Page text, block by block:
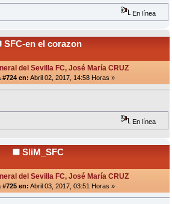
En línea
SFC-en el corazon
del Sevilla FC, José María CRUZ
#724 en: Abril 02, 2017, 14:58 Horas »
En línea
SliM_SFC
del Sevilla FC, José María CRUZ
#725 en: Abril 03, 2017, 03:51 Horas »